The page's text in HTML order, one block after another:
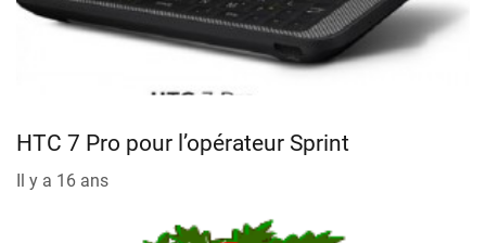
HTC 7 Pro pour l’opérateur Sprint
Il y a 16 ans